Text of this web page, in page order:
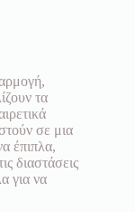
τα
σε μια
έπιπλα,
διαστάσεις
για να